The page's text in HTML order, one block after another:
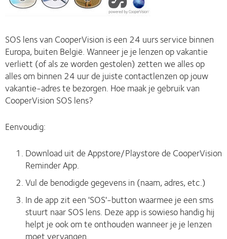
SOS lens van CooperVision is een 24 uurs service binnen
Europa, buiten België. Wanneer je je lenzen op vakantie
verliett (of als ze worden gestolen) zetten we alles op
alles om binnen 24 uur de juiste contactlenzen op jouw
vakantie-adres te bezorgen. Hoe maak je gebruik van
CooperVision SOS lens?
Eenvoudig:
Download uit de Appstore/Playstore de CooperVision
Reminder App.
Vul de benodigde gegevens in (naam, adres, etc.)
In de app zit een 'SOS'-button waarmee je een sms
stuurt naar SOS lens. Deze app is sowieso handig hij
helpt je ook om te onthouden wanneer je je lenzen
moet vervangen.